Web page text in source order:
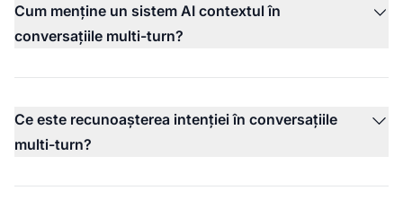
Cum menține un sistem AI contextul în
conversațiile multi-turn?
Ce este recunoașterea intenției în conversațiile
multi-turn?